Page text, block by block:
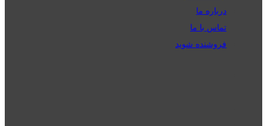
درباره ما
تماس با ما
فروشنده شوید